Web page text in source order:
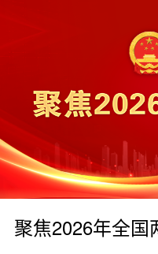
聚焦2026年全国